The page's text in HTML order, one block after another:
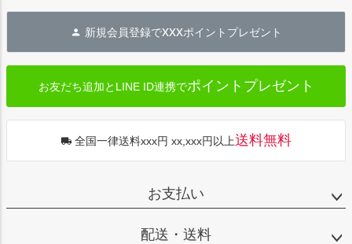
へ
新規会員登録でxxxポイントプレゼント
お友だち追加とLINE ID連携でポイントプレゼント
全国一律送料xxx円 xx,xxx円以上送料無料
お支払い
配送・送料